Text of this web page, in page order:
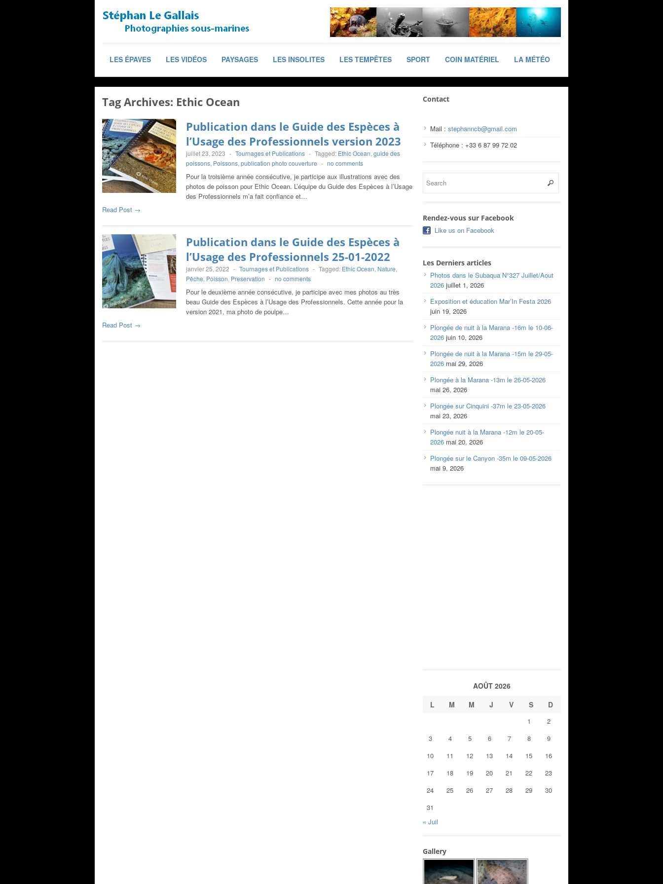
LES ÉPAVES LES VIDÉOS PAYSAGES LES INSOLITES LES TEMPÊTES SPORT COIN MATÉRIEL LA MÉTÉO
Tag Archives: Ethic Ocean
Publication dans le Guide des Espèces à
l’Usage des Professionnels version 2023
juillet 23, 2023 - Tournages et Publications - Tagged: Ethic Ocean, guide des
poissons, Poissons, publication photo couverture - no comments
Pour la troisième année consécutive, je participe aux illustrations avec des
photos de poisson pour Ethic Ocean. L’équipe du Guide des Espèces à l’Usage
des Professionnels m’a fait confiance et…
Read Post →
Publication dans le Guide des Espèces à
l’Usage des Professionnels 25-01-2022
janvier 25, 2022 - Tournages et Publications - Tagged: Ethic Ocean, Nature,
Pêche, Poisson, Preservation - no comments
Pour le deuxième année consécutive, je participe avec mes photos au très
beau Guide des Espèces à l’Usage des Professionnels. Cette année pour la
version 2021, ma photo de poulpe…
Read Post →
Contact
Mail : stephanncb@gmail.com
Téléphone : +33 6 87 99 72 02
Rendez-vous sur Facebook
Like us on Facebook
Les Derniers articles
Photos dans le Subaqua N°327 Juillet/Aout
2026 juillet 1, 2026
Exposition et éducation Mar’In Festa 2026
juin 19, 2026
Plongée de nuit à la Marana -16m le 10-06-
2026 juin 10, 2026
Plongée de nuit à la Marana -15m le 29-05-
2026 mai 29, 2026
Plongée à la Marana -13m le 26-05-2026
mai 26, 2026
Plongée sur Cinquini -37m le 23-05-2026
mai 23, 2026
Plongée nuit à la Marana -12m le 20-05-
2026 mai 20, 2026
Plongée sur le Canyon -35m le 09-05-2026
mai 9, 2026
AOÛT 2026
L
M M J V S D
1
2
3
4 5 6 7 8
9
10
11 12 13 14 15
16
17
18 19 20 21 22
23
24
25 26 27 28 29
30
31
« Juil
Gallery